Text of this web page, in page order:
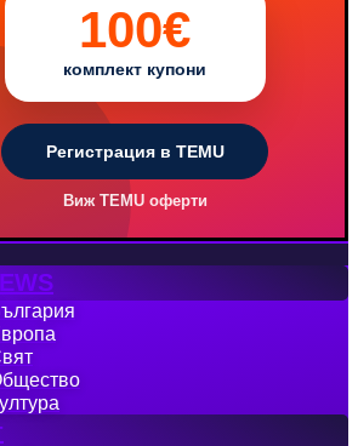
100€
комплект купони
Регистрация в TEMU
Виж TEMU оферти